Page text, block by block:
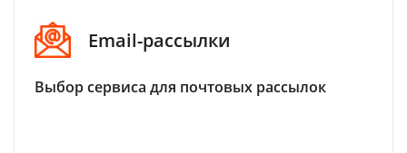
Email-рассылки
Выбор сервиса для почтовых рассылок